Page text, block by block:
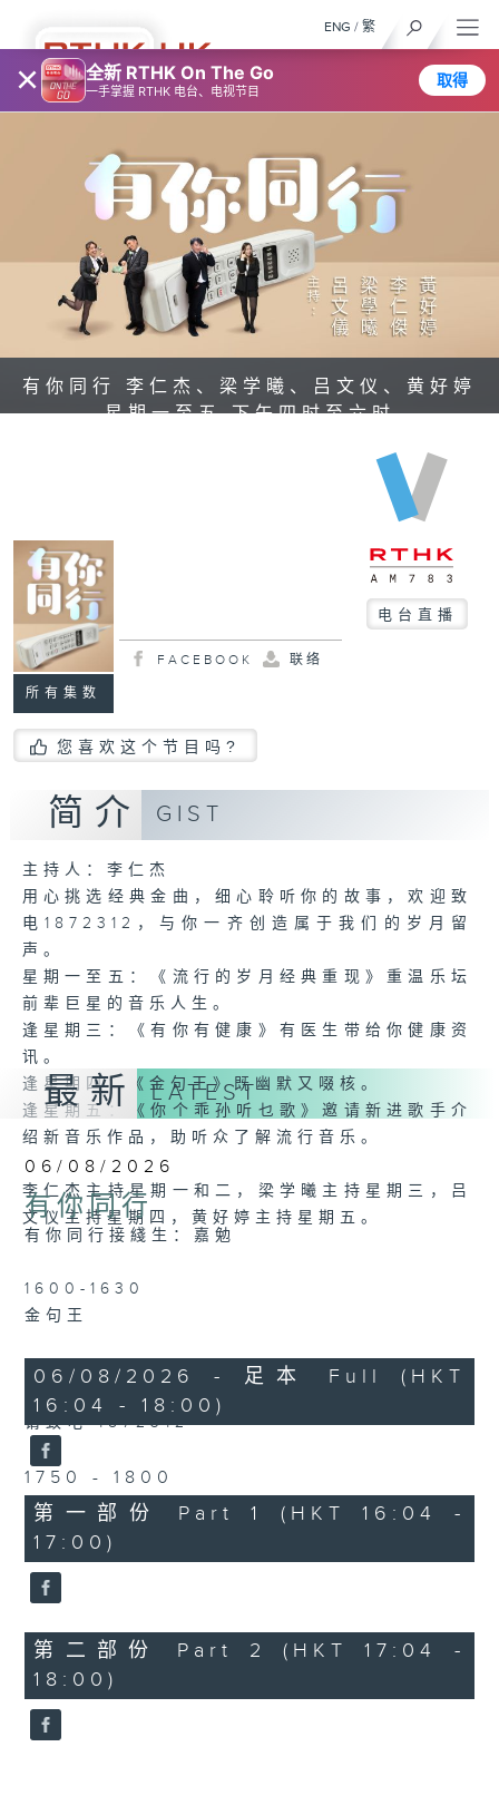
× 全新 RTHK On The Go
一手掌握 RTHK 电台、电视节目
取得
ENG / 繁
有你同行 李仁杰、梁学曦、吕文仪、黄好婷
星期一至五 下午四时至六时
所有集数
电台直播
FACEBOOK 联络
您喜欢这个节目吗?
简介 GIST
主持人：李仁杰
用心挑选经典金曲，细心聆听你的故事，欢迎致
电1872312，与你一齐创造属于我们的岁月留
声。
星期一至五：《流行的岁月经典重现》重温乐坛
前辈巨星的音乐人生。
逢星期三：《有你有健康》有医生带给你健康资
讯。
逢星期四：《金句王》既幽默又啜核。
逢星期五：《你个乖孙听乜歌》邀请新进歌手介
绍新音乐作品，助听众了解流行音乐。
李仁杰主持星期一和二，梁学曦主持星期三，吕
文仪主持星期四，黄好婷主持星期五。
最新 LATEST
06/08/2026
有你同行
有你同行接綫生：嘉勉
1600-1630
金句王
1630 - 1750
接听听众电话时段
请致电 1872312
1750 - 1800
流行的岁月
陈洁灵 - 也许世事如此
06/08/2026 - 足本 Full (HKT
16:04 - 18:00)
第一部份 Part 1 (HKT 16:04 -
17:00)
第二部份 Part 2 (HKT 17:04 -
18:00)